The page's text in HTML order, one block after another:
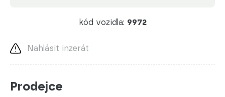
kód vozidla: 9972
Nahlásit inzerát
Prodejce